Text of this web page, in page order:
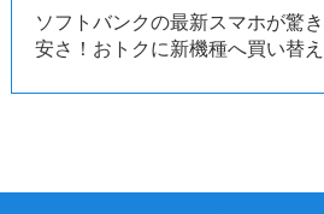
ソフトバンクの最新スマホが驚
安さ！おトクに新機種へ買い替え